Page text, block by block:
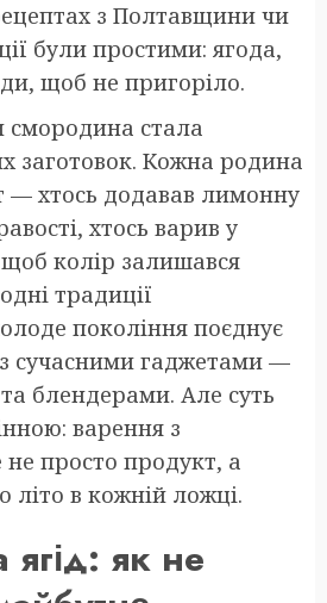
з Полтавщини чи
були простими: ягода,
щоб не пригоріло.
смородина стала
заготовок. Кожна родина
— хтось додавав лимонну
хтось варив у
колір залишався
традиції
покоління поєднує
сучасними гаджетами —
блендерами. Але суть
варення з
просто продукт, а
літо в кожній ложці.
ягід: як не